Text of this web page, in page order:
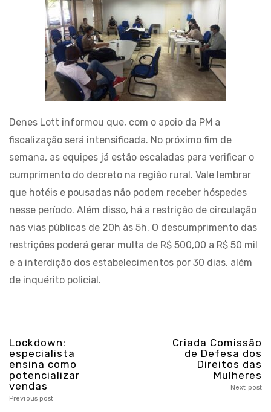
Denes Lott informou que, com o apoio da PM a
fiscalização será intensificada. No próximo fim de
semana, as equipes já estão escaladas para verificar o
cumprimento do decreto na região rural. Vale lembrar
que hotéis e pousadas não podem receber hóspedes
nesse período. Além disso, há a restrição de circulação
nas vias públicas de 20h às 5h. O descumprimento das
restrições poderá gerar multa de R$ 500,00 a R$ 50 mil
e a interdição dos estabelecimentos por 30 dias, além
de inquérito policial.
Lockdown:
especialista
ensina como
potencializar
vendas
Previous post
Criada Comissão
de Defesa dos
Direitos das
Mulheres
Next post